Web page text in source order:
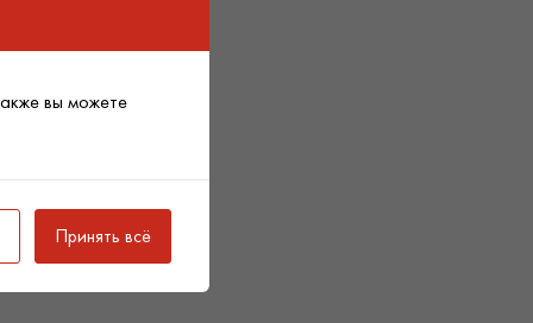
вы можете
Принять всё